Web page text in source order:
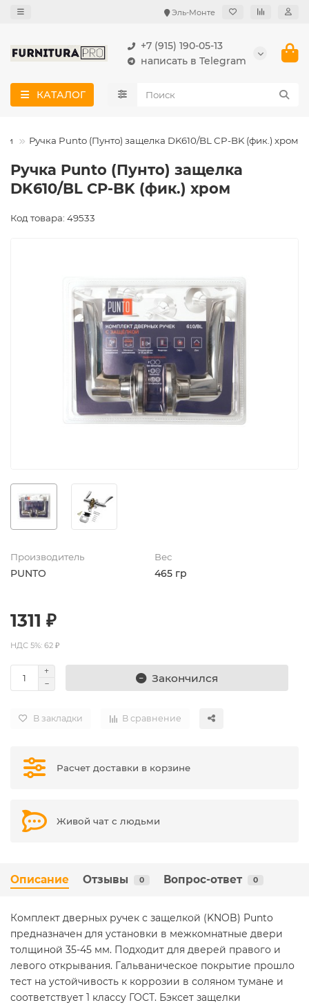
Эль-Монте
+7 (915) 190-05-13
написать в Telegram
КАТАЛОГ
Ручка Punto (Пунто) защелка DK610/BL CP-BK (фик.) хром
Ручка Punto (Пунто) защелка
DK610/BL CP-BK (фик.) хром
Код товара: 49533
Производитель
PUNTO
Вес
465 гр
1311 ₽
НДС 5%: 62 ₽
Закончился
В закладки В сравнение
Расчет доставки в корзине
Живой чат с людьми
Описание Отзывы 0 Вопрос-ответ 0
Комплект дверных ручек с защелкой (KNOB) Punto
предназначен для установки в межкомнатные двери
толщиной 35-45 мм. Подходит для дверей правого и
левого открывания. Гальваническое покрытие прошло
тест на устойчивость к коррозии в соляном тумане и
соответствует 1 классу ГОСТ. Бэксет защелки